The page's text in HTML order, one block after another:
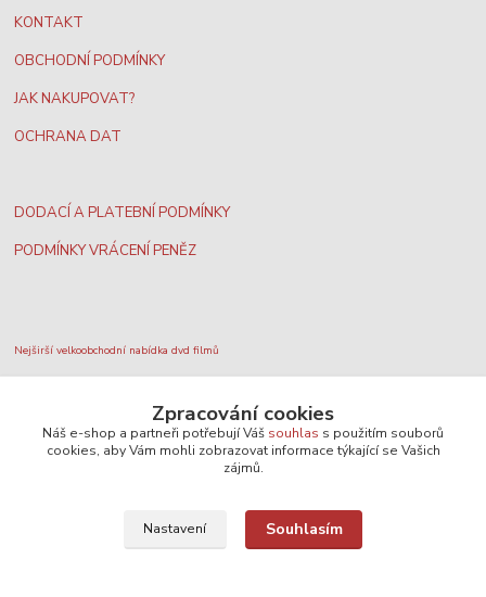
KONTAKT
OBCHODNÍ PODMÍNKY
JAK NAKUPOVAT?
OCHRANA DAT
DODACÍ A PLATEBNÍ PODMÍNKY
PODMÍNKY VRÁCENÍ PENĚZ
Nejširší velkoobchodní nabídka dvd filmů
Plážový volejbal, rezervace kurtůZpracování cookies
Náš e-shop a partneři potřebují Váš souhlas s použitím souborů
cookies, aby Vám mohli zobrazovat informace týkající se Vašich
zájmů.
Nastavení Souhlasím